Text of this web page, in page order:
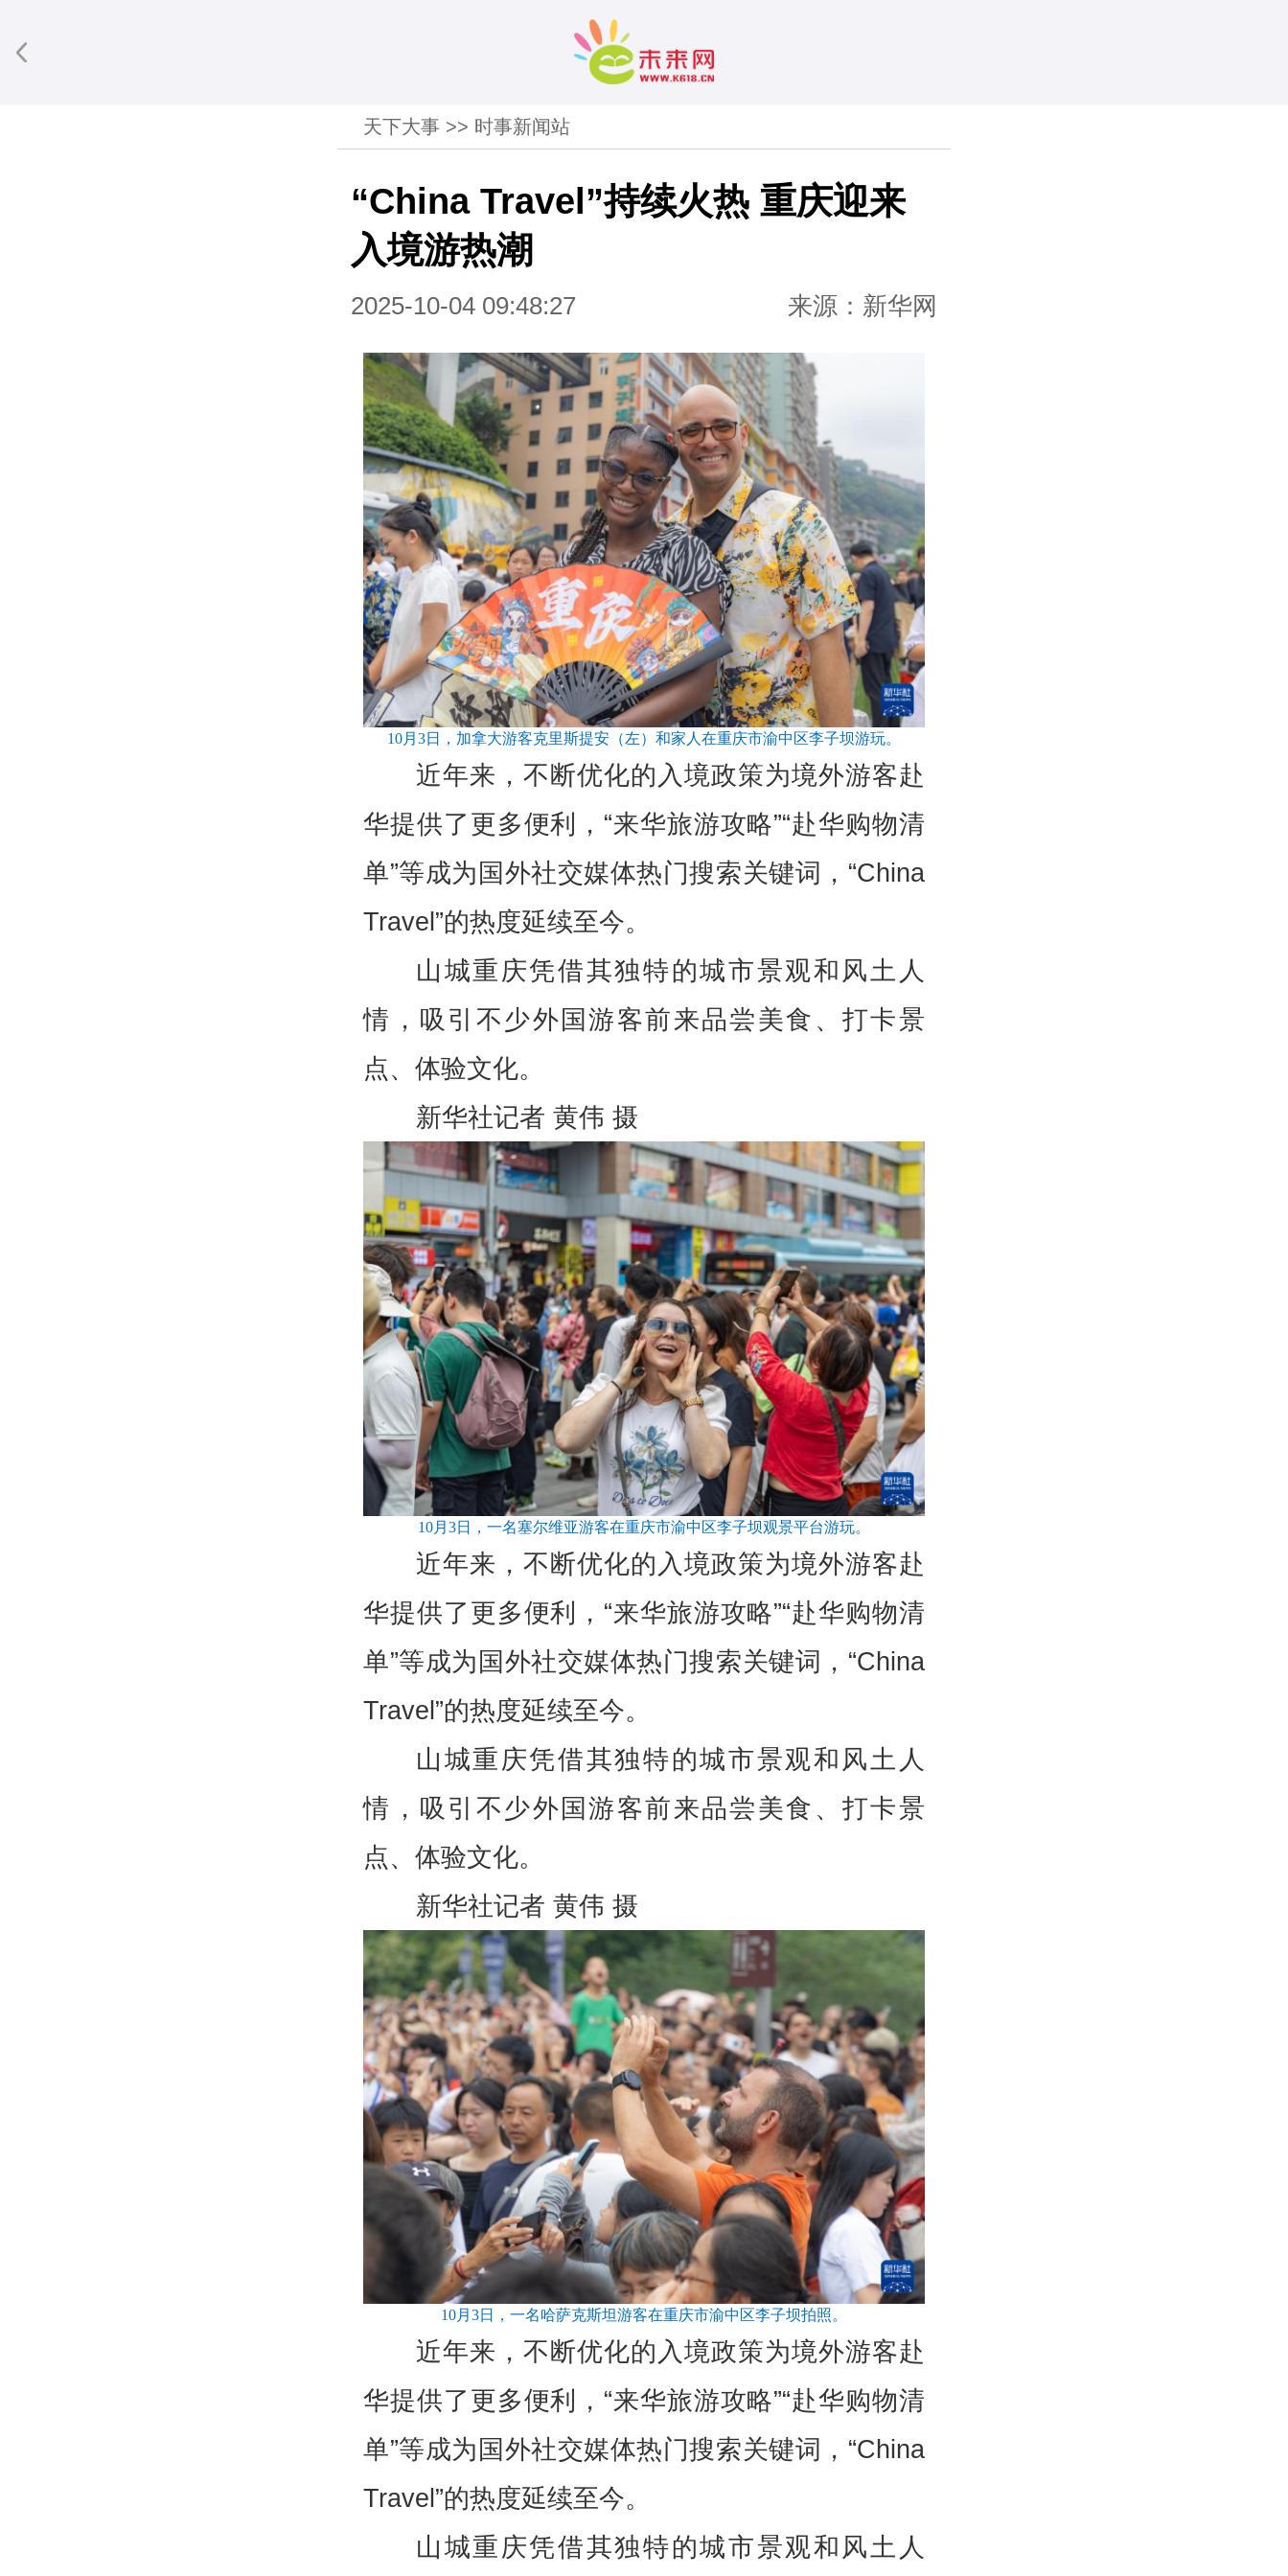
天下大事 >> 时事新闻站
“China Travel”持续火热 重庆迎来
入境游热潮
2025-10-04 09:48:27 来源：新华网
10月3日，加拿大游客克里斯提安（左）和家人在重庆市渝中区李子坝游玩。
近年来，不断优化的入境政策为境外游客赴
华提供了更多便利，“来华旅游攻略”“赴华购物清
单”等成为国外社交媒体热门搜索关键词，“China
Travel”的热度延续至今。
山城重庆凭借其独特的城市景观和风土人
情，吸引不少外国游客前来品尝美食、打卡景
点、体验文化。
新华社记者 黄伟 摄
10月3日，一名塞尔维亚游客在重庆市渝中区李子坝观景平台游玩。
近年来，不断优化的入境政策为境外游客赴
华提供了更多便利，“来华旅游攻略”“赴华购物清
单”等成为国外社交媒体热门搜索关键词，“China
Travel”的热度延续至今。
山城重庆凭借其独特的城市景观和风土人
情，吸引不少外国游客前来品尝美食、打卡景
点、体验文化。
新华社记者 黄伟 摄
10月3日，一名哈萨克斯坦游客在重庆市渝中区李子坝拍照。
近年来，不断优化的入境政策为境外游客赴
华提供了更多便利，“来华旅游攻略”“赴华购物清
单”等成为国外社交媒体热门搜索关键词，“China
Travel”的热度延续至今。
山城重庆凭借其独特的城市景观和风土人